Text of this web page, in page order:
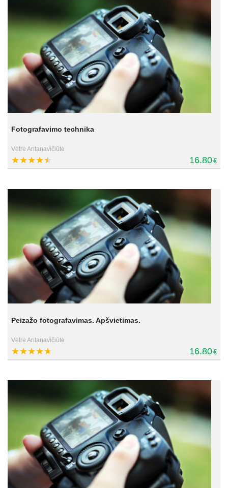
Fotografavimo technika
Vėtrė Antanavičiūtė
16.80€
Peizažo fotografavimas. Apšvietimas.
Vėtrė Antanavičiūtė
16.80€